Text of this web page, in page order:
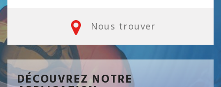
Nous trouver
DÉCOUVREZ NOTRE